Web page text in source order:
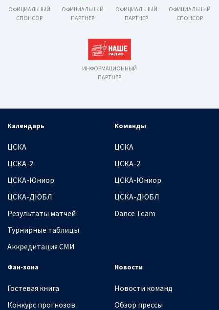
ОФИЦИАЛЬНЫЙ
СПОНСОР
ОФИЦИАЛЬНЫЙ
ПАРТНЕР
ОФИЦИАЛЬНЫЙ
ПАРТНЕР
ОФИЦИАЛЬНЫЙ
СПОНСОР
ИНФОРМАЦИОННЫЙ
ПАРТНЕР
Календарь
ЦСКА
ЦСКА-2
ЦСКА-Юниор
ЦСКА-ДЮБЛ
Результаты матчей
Турнирные таблицы
Аккредитация СМИ
Команды
ЦСКА
ЦСКА-2
ЦСКА-Юниор
ЦСКА-ДЮБЛ
Dance Team
Фан-зона
Гостевая книга
Конкурс прогнозов
Новости
Новости команд
Обзор прессы